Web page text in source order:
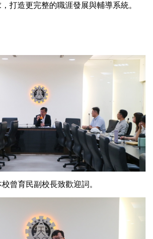
打造更完整的職涯發展與輔導系統。
曾育民副校長致歡迎詞。